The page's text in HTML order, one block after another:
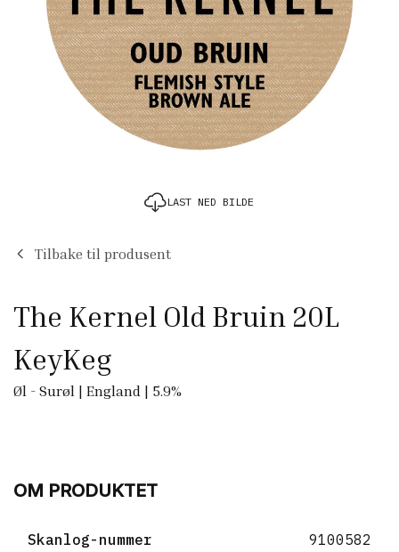
Tilbake til produsent
The Kernel Old Bruin 20L
KeyKeg
Øl - Surøl | England | 5.9%
OM PRODUKTET
Skanlog-nummer 9100582
LAST NED BILDE